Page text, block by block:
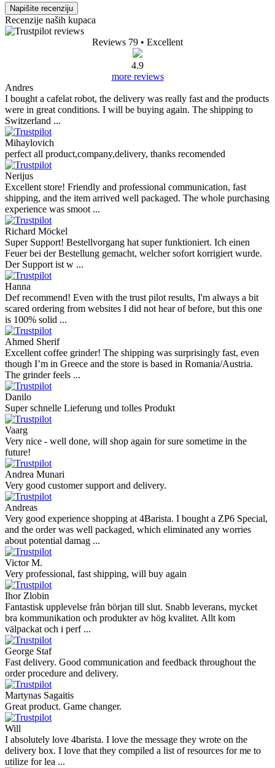
Napišite recenziju
Recenzije naših kupaca
Reviews 79 • Excellent
4.9
more reviews
Andres
I bought a cafelat robot, the delivery was really fast and the products
were in great conditions. I will be buying again. The shipping to
Switzerland ...
Mihaylovich
perfect all product,company,delivery, thanks recomended
Nerijus
Excellent store! Friendly and professional communication, fast
shipping, and the item arrived well packaged. The whole purchasing
experience was smoot ...
Richard Möckel
Super Support! Bestellvorgang hat super funktioniert. Ich einen
Feuer bei der Bestellung gemacht, welcher sofort korrigiert wurde.
Der Support ist w ...
Hanna
Def recommend! Even with the trust pilot results, I'm always a bit
scared ordering from websites I did not hear of before, but this one
is 100% solid ...
Ahmed Sherif
Excellent coffee grinder! The shipping was surprisingly fast, even
though I’m in Greece and the store is based in Romania/Austria.
The grinder feels ...
Danilo
Super schnelle Lieferung und tolles Produkt
Vaarg
Very nice - well done, will shop again for sure sometime in the
future!
Andrea Munari
Very good customer support and delivery.
Andreas
Very good experience shopping at 4Barista. I bought a ZP6 Special,
and the order was well packaged, which eliminated any worries
about potential damag ...
Victor M.
Very professional, fast shipping, will buy again
Ihor Zlobin
Fantastisk upplevelse från början till slut. Snabb leverans, mycket
bra kommunikation och produkter av hög kvalitet. Allt kom
välpackat och i perf ...
George Staf
Fast delivery. Good communication and feedback throughout the
order procedure and delivery.
Martynas Sagaitis
Great product. Game changer.
Will
I absolutely love 4barista. I love the message they wrote on the
delivery box. I love that they compiled a list of resources for me to
utilize for lea ...